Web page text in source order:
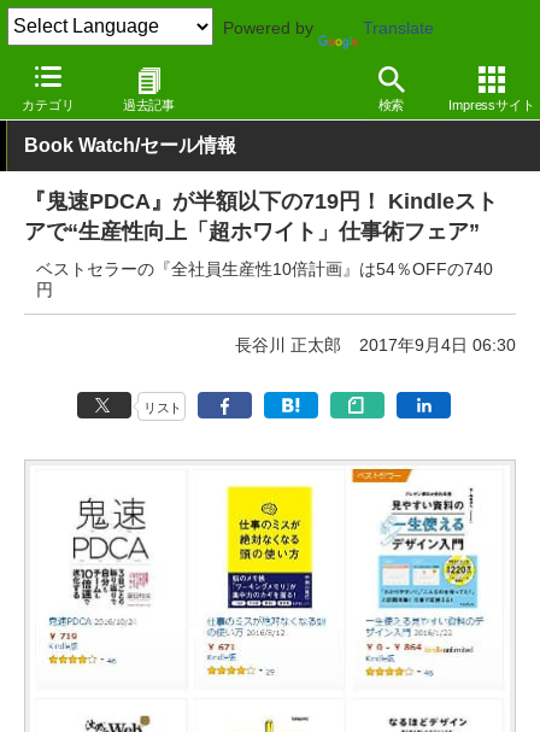
Powered by Translate
カテゴリ 過去記事 検索 Impressサイト
窓の杜 電子書籍・本
Book Watch/セール情報
『鬼速PDCA』が半額以下の719円！ Kindleスト
アで“生産性向上「超ホワイト」仕事術フェア”
ベストセラーの『全社員生産性10倍計画』は54％OFFの740
円
長谷川 正太郎 2017年9月4日 06:30
リスト